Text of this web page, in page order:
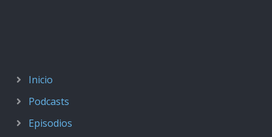
Inicio
Podcasts
Episodios